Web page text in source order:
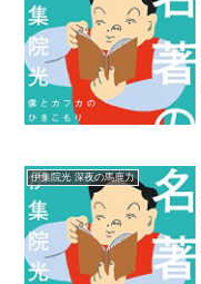
伊集院光 深夜の馬鹿力